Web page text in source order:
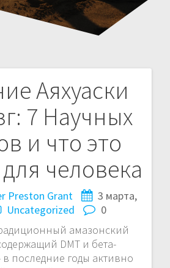
Аяхуаски
7 Научных
и что это
человека
Preston Grant
3 марта,
Uncategorized
0
амазонский
DMT и бета-
последние годы активно